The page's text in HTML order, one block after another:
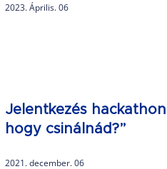
2023. Április. 06
Jelentkezés
hogy csinálnád?”
2021. december. 06